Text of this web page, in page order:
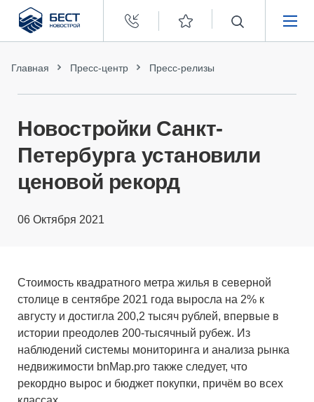
Бест
Новострой
ПОКУПАТЕЛЯМ
ЗАСТРОЙЩИКАМ
О КОМПАНИИ
Главная Пресс-центр Пресс-релизы
Новостройки Санкт-
Петербурга установили
ценовой рекорд
06 Октября 2021
Стоимость квадратного метра жилья в северной
столице в сентябре 2021 года выросла на 2% к
августу и достигла 200,2 тысяч рублей, впервые в
истории преодолев 200-тысячный рубеж. Из
наблюдений системы мониторинга и анализа рынка
недвижимости bnMap.pro также следует, что
рекордно вырос и бюджет покупки, причём во всех